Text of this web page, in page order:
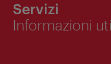
Servizi
Informazioni